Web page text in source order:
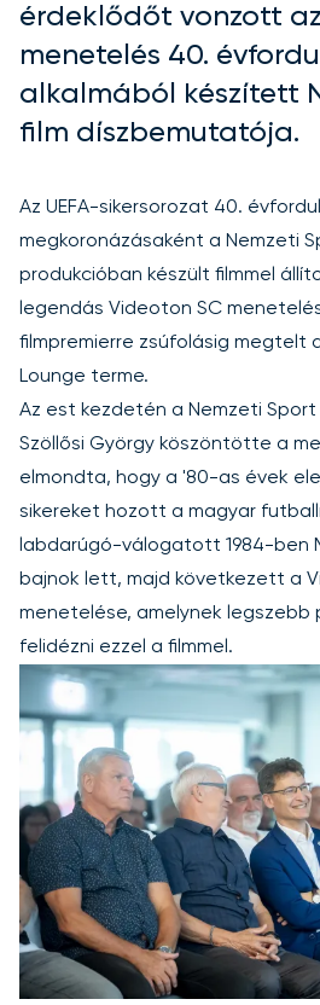
érdeklődőt vonzott
menetelés 40.
alkalmából készített
film díszbemutatója.
Az UEFA-sikersorozat 40.
megkoronázásaként a Nemzeti
produkcióban készült filmmel
legendás Videoton SC
filmpremierre zsúfolásig megtelt
Lounge terme.
Az est kezdetén a Nemzeti
Szöllősi György köszöntötte a
elmondta, hogy a '80-as évek
sikereket hozott a magyar
labdarúgó-válogatott 1984-ben
bajnok lett, majd következett a
menetelése, amelynek legszebb
felidézni ezzel a filmmel.